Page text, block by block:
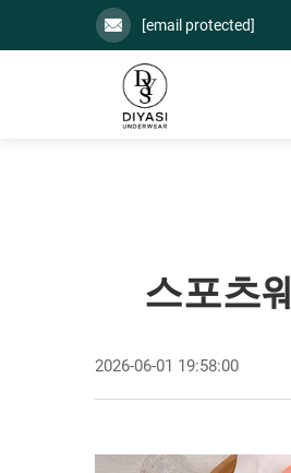
[email protected]
스포츠
2026-06-01 19:58:00